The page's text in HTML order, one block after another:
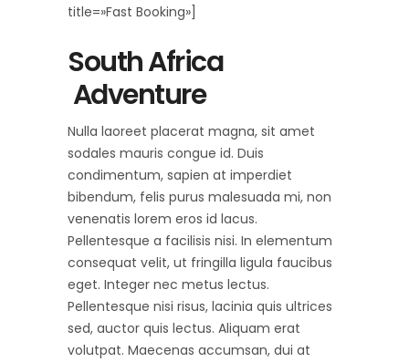
title=»Fast Booking»]
South Africa
Adventure
Nulla laoreet placerat magna, sit amet
sodales mauris congue id. Duis
condimentum, sapien at imperdiet
bibendum, felis purus malesuada mi, non
venenatis lorem eros id lacus.
Pellentesque a facilisis nisi. In elementum
consequat velit, ut fringilla ligula faucibus
eget. Integer nec metus lectus.
Pellentesque nisi risus, lacinia quis ultrices
sed, auctor quis lectus. Aliquam erat
volutpat. Maecenas accumsan, dui at